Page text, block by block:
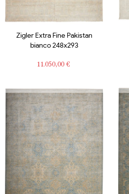
Zigler Extra Fine Pakistan
bianco 248x293
11.050,00 €